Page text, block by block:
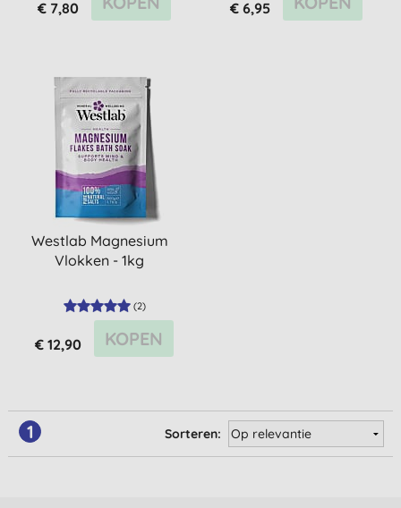
€ 7,80 € 6,95
Westlab Magnesium
Vlokken - 1kg
(2)
€ 12,90 KOPEN
1 Sorteren: